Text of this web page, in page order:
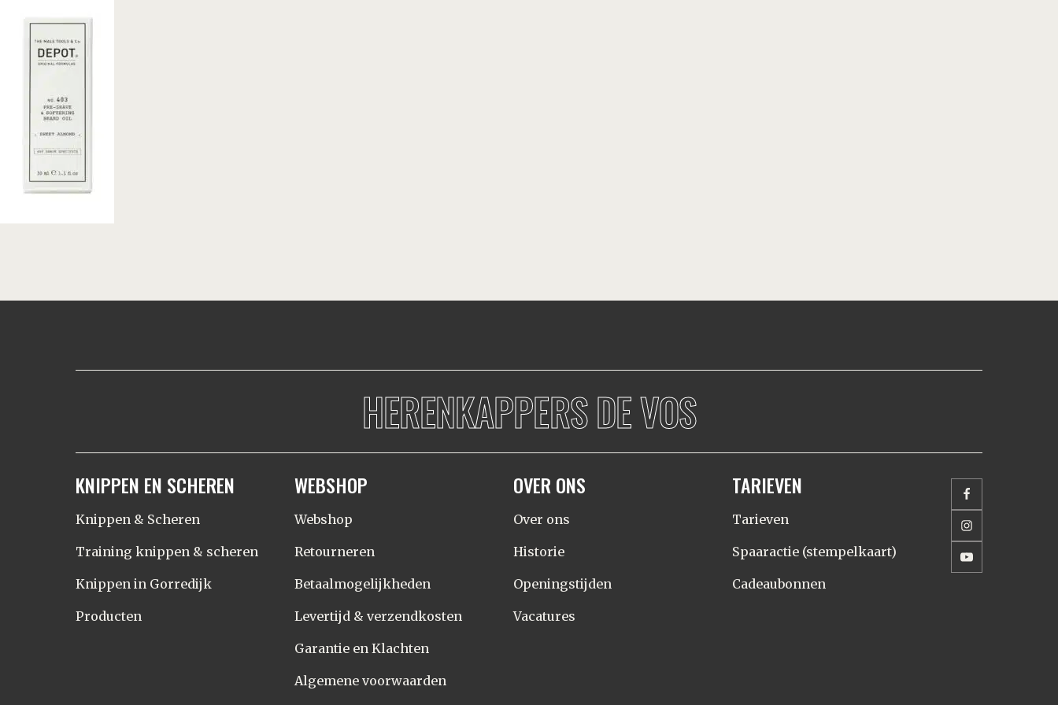
HERENKAPPERS DE VOS
KNIPPEN EN SCHEREN
Knippen & Scheren
Training knippen & scheren
Knippen in Gorredijk
Producten
WEBSHOP
Webshop
Retourneren
Betaalmogelijkheden
Levertijd & verzendkosten
Garantie en Klachten
Algemene voorwaarden
OVER ONS
Over ons
Historie
Openingstijden
Vacatures
TARIEVEN
Tarieven
Spaaractie (stempelkaart)
Cadeaubonnen